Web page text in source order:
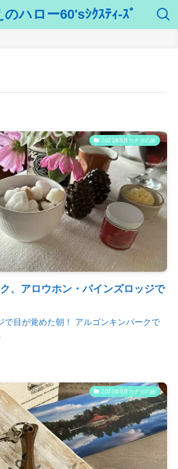
ハロー60'sｼｸｽﾃｨ-ｽﾞ
2023年9月カナダの旅
、アロウホン・パインズロッジで
で目が覚めた朝！ アルゴンキンパークで
2023年9月カナダの旅